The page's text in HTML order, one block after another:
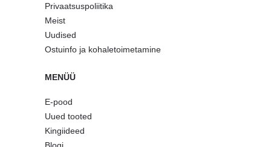
Privaatsuspoliitika
Meist
Uudised
Ostuinfo ja kohaletoimetamine
MENÜÜ
E-pood
Uued tooted
Kingiideed